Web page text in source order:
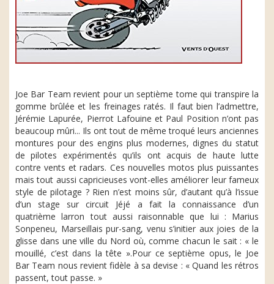
Joe Bar Team revient pour un septième tome qui transpire la
gomme brûlée et les freinages ratés. Il faut bien l’admettre,
Jérémie Lapurée, Pierrot Lafouine et Paul Position n’ont pas
beaucoup mûri... Ils ont tout de même troqué leurs anciennes
montures pour des engins plus modernes, dignes du statut
de pilotes expérimentés qu’ils ont acquis de haute lutte
contre vents et radars. Ces nouvelles motos plus puissantes
mais tout aussi capricieuses vont-elles améliorer leur fameux
style de pilotage ? Rien n’est moins sûr, d’autant qu’à l’issue
d’un stage sur circuit Jéjé a fait la connaissance d’un
quatrième larron tout aussi raisonnable que lui : Marius
Sonpeneu, Marseillais pur-sang, venu s’initier aux joies de la
glisse dans une ville du Nord où, comme chacun le sait : « le
mouillé, c’est dans la tête ».Pour ce septième opus, le Joe
Bar Team nous revient fidèle à sa devise : « Quand les rétros
passent, tout passe. »